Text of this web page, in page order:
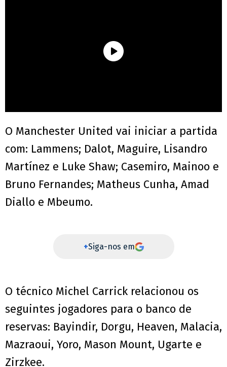
O Manchester United vai iniciar a partida
com: Lammens; Dalot, Maguire, Lisandro
Martínez e Luke Shaw; Casemiro, Mainoo e
Bruno Fernandes; Matheus Cunha, Amad
Diallo e Mbeumo.
+Siga-nos em
O técnico Michel Carrick relacionou os
seguintes jogadores para o banco de
reservas: Bayindir, Dorgu, Heaven, Malacia,
Mazraoui, Yoro, Mason Mount, Ugarte e
Zirzkee.